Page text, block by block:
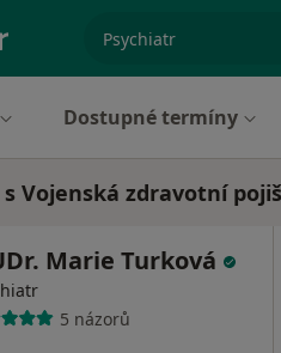
Dostupné termíny
Vojenská zdravotní
Marie Turková
5 názorů